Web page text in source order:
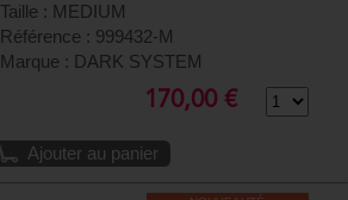
Taille : MEDIUM
Référence : 999432-M
Marque : DARK SYSTEM
170,00 €
Ajouter au panier